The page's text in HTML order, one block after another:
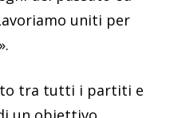
uniti per
tra tutti i partiti e